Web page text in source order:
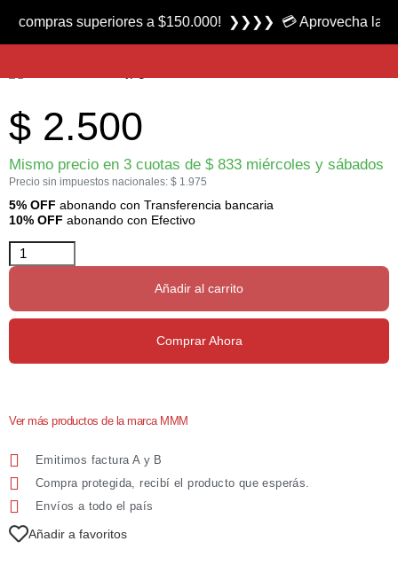
Producto nuevo
Mosca Foam Tarantula marca FC
$ 2.500
Mismo precio en 3 cuotas de $833 miércoles y sábados
Precio sin impuestos nacionales: $ 1.975
5% OFF abonando con Transferencia bancaria
10% OFF abonando con Efectivo
Añadir al carrito
Comprar Ahora
Ver más productos de la marca MMM
Emitimos factura A y B
Compra protegida, recibí el producto que esperás.
Envíos a todo el país
Añadir a favoritos
superiores a $150.000! ❯❯❯❯ 💳 Aprovecha las 3